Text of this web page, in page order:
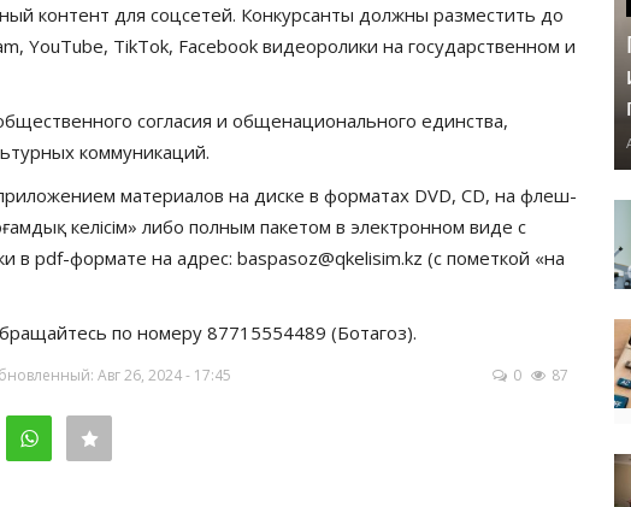
контент для соцсетей. Конкурсанты должны разместить до
YouTube, TikTok, Facebook видеоролики на государственном и
согласия и общенационального единства,
коммуникаций.
материалов на диске в форматах DVD, CD, на флеш-
келісім» либо полным пакетом в электронном виде c
в pdf-формате на адрес: baspasoz@qkelisim.kz (с пометкой «на
по номеру 87715554489 (Ботагоз).
Авг 26, 2024 - 17:45 0 87